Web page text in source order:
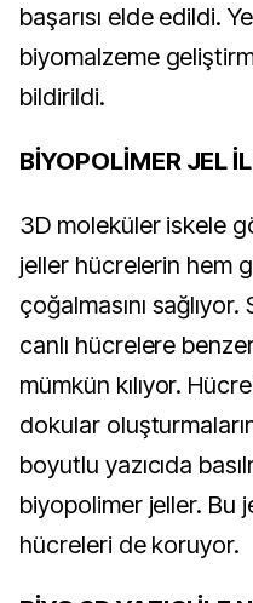
başarısı elde edildi.
biyomalzeme
bildirildi.
BİYOPOLİMER JEL
3D moleküler iskele
jeller hücrelerin hem
çoğalmasını
canlı hücrelere
mümkün kılıyor.
dokular
boyutlu yazıcıda
biyopolimer jeller. Bu
hücreleri de koruyor.